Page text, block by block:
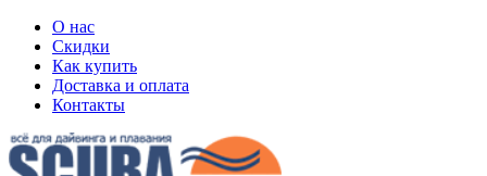
О нас
Скидки
Как купить
Доставка и оплата
Контакты